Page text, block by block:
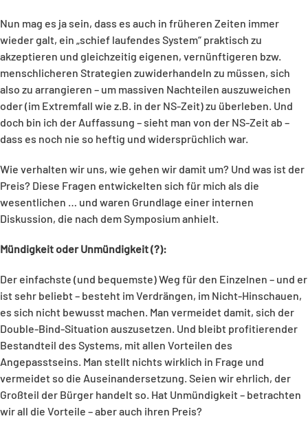
Nun mag es ja sein, dass es auch in früheren Zeiten immer
wieder galt, ein „schief laufendes System“ praktisch zu
akzeptieren und gleichzeitig eigenen, vernünftigeren bzw.
menschlicheren Strategien zuwiderhandeln zu müssen, sich
also zu arrangieren – um massiven Nachteilen auszuweichen
oder (im Extremfall wie z.B. in der NS-Zeit) zu überleben. Und
doch bin ich der Auffassung – sieht man von der NS-Zeit ab –
dass es noch nie so heftig und widersprüchlich war.
Wie verhalten wir uns, wie gehen wir damit um? Und was ist der
Preis? Diese Fragen entwickelten sich für mich als die
wesentlichen … und waren Grundlage einer internen
Diskussion, die nach dem Symposium anhielt.
Mündigkeit oder Unmündigkeit (?):
Der einfachste (und bequemste) Weg für den Einzelnen – und er
ist sehr beliebt – besteht im Verdrängen, im Nicht-Hinschauen,
es sich nicht bewusst machen. Man vermeidet damit, sich der
Double-Bind-Situation auszusetzen. Und bleibt profitierender
Bestandteil des Systems, mit allen Vorteilen des
Angepasstseins. Man stellt nichts wirklich in Frage und
vermeidet so die Auseinandersetzung. Seien wir ehrlich, der
Großteil der Bürger handelt so. Hat Unmündigkeit – betrachten
wir all die Vorteile – aber auch ihren Preis?